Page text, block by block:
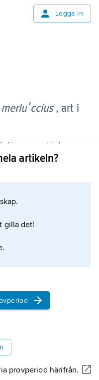
Logga in
, art i
nordöstra
m djup och
Den har två
är svarta.
artikeln?
gilla det!
provperiod härifrån.